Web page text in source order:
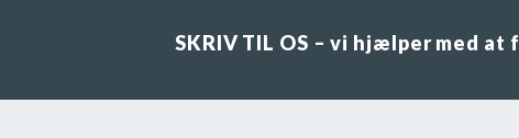
SKRIV TIL OS – vi hjælper med